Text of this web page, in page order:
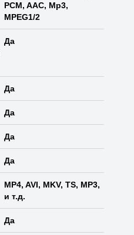
PCM, AAC, Mp3,
MPEG1/2
Да
Да
Да
Да
Да
MP4, AVI, MKV, TS, MP3,
и т.д.
Да